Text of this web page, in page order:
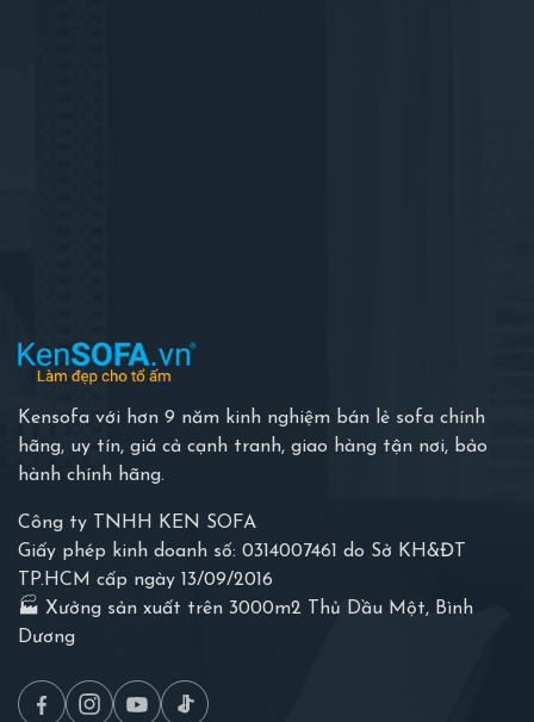
Kensofa với hơn 9 năm kinh nghiệm bán lẻ sofa chính
hãng, uy tín, giá cả cạnh tranh, giao hàng tận nơi, bảo
hành chính hãng.
Công ty TNHH KEN SOFA
Giấy phép kinh doanh số: 0314007461 do Sở KH&ĐT
TP.HCM cấp ngày 13/09/2016
🏭 Xưởng sản xuất trên 3000m2 Thủ Dầu Một, Bình
Dương